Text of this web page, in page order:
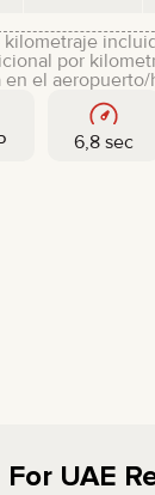
kilometraje
por
en el
6,8 sec
For UAE